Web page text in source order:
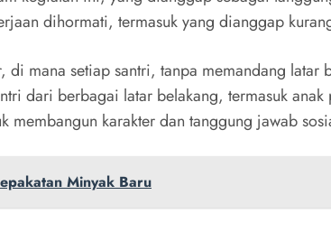
dihormati, termasuk yang dianggap
mana setiap santri, tanpa memandang
dari berbagai latar belakang, termasuk
membangun karakter dan tanggung jawab
Minyak Baru